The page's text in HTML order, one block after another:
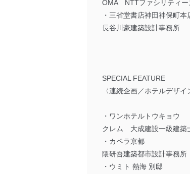
OMA NTTファシリティー
・三省堂書店神田神保町本
長谷川豪建築設計事務所
SPECIAL FEATURE
〈連続企画／ホテルデザ
・ワンホテルトウキョウ
クレム 大成建設一級建築
・カペラ京都
隈研吾建築都市設計事務
・ウミト 熱海 別邸